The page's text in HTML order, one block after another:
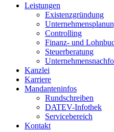
Menu
Leistungen
Existenzgründung
Controlling
Finanz- und
Steuerberatung
Kanzlei
Karriere
Mandanteninfos
Rundschreiben
DATEV-Infothek
Servicebereich
Kontakt